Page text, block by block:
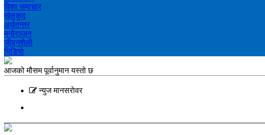
विश्व समाचार
खेलकुद
अर्थतन्त्र
मनोरञ्‍जन
जीवनशैली
भिडियाे
आजको मौसम पूर्वानुमान यस्तो छ
न्युज मानसराेवर